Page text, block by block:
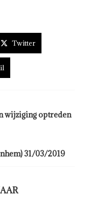
Twitter
wijziging optreden
31/03/2019